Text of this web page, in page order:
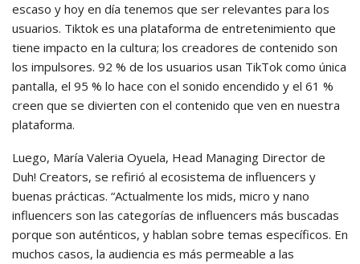
escaso y hoy en día tenemos que ser relevantes para los
usuarios. Tiktok es una plataforma de entretenimiento que
tiene impacto en la cultura; los creadores de contenido son
los impulsores. 92 % de los usuarios usan TikTok como única
pantalla, el 95 % lo hace con el sonido encendido y el 61 %
creen que se divierten con el contenido que ven en nuestra
plataforma.
Luego, María Valeria Oyuela, Head Managing Director de
Duh! Creators, se refirió al ecosistema de influencers y
buenas prácticas. “Actualmente los mids, micro y nano
influencers son las categorías de influencers más buscadas
porque son auténticos, y hablan sobre temas específicos. En
muchos casos, la audiencia es más permeable a las